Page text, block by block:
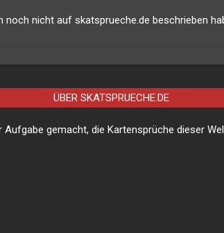
noch nicht auf skatsprueche.de beschrieben
ÜBER SKATSPRUECHE.DE
Aufgabe gemacht, die Kartensprüche dieser